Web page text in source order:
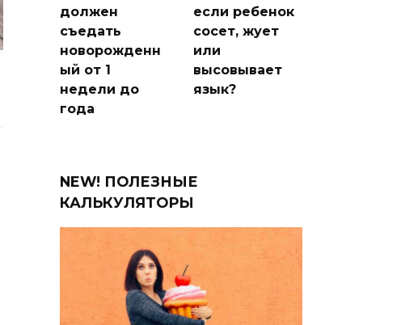
должен
съедать
новорожденн
ый от 1
недели до
года
если ребенок
сосет, жует
или
высовывает
язык?
NEW! ПОЛЕЗНЫЕ
КАЛЬКУЛЯТОРЫ